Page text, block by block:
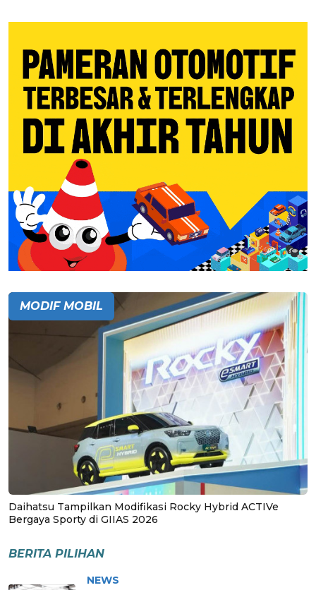
MODIF MOBIL
Daihatsu Tampilkan Modifikasi Rocky Hybrid ACTIVe
Bergaya Sporty di GIIAS 2026
BERITA PILIHAN
NEWS